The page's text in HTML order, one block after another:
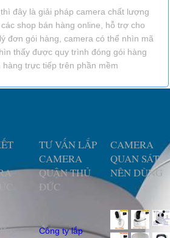
đây là giải pháp camera chất lượng
shop bán hàng online, hỗ trợ cho
đơn gói hàng, camera có thể nhìn mã
thấy được quy trình đóng gói hàng
trực tiếp trên phần mềm
TƯ VẤN LẮP
CAMERA
QUẬN THỦ
ĐỨC
Công ty lắp
CAMERA
QUAN SÁT
NÊN DÙNG